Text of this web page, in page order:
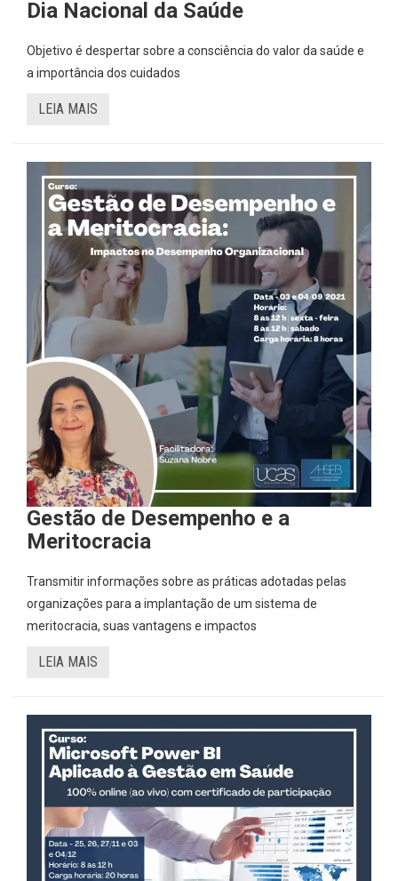
Dia Nacional da Saúde
Objetivo é despertar sobre a consciência do valor da saúde e
a importância dos cuidados
LEIA MAIS
Gestão de Desempenho e a
Meritocracia
Transmitir informações sobre as práticas adotadas pelas
organizações para a implantação de um sistema de
meritocracia, suas vantagens e impactos
LEIA MAIS